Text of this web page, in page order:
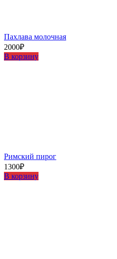
Пахлава молочная
2000₽
В корзину
Римский пирог
1300₽
В корзину